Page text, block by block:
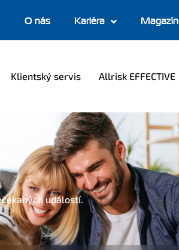
O nás Kariéra Magazín
Klientský servis Allrisk EFFECTIVE
událostí.